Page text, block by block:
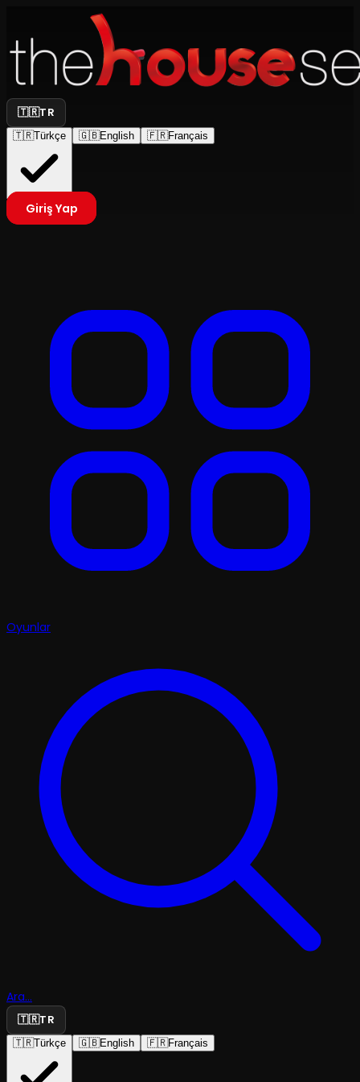
🇹🇷TR
🇹🇷Türkçe 🇬🇧English 🇫🇷Français
Giriş Yap
Oyunlar
Ara...
🇹🇷TR
🇹🇷Türkçe 🇬🇧English 🇫🇷Français